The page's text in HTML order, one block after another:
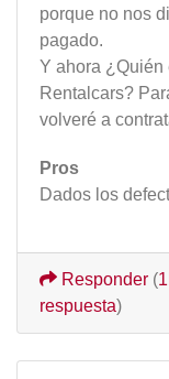
porque no nos
pagado.
Y ahora ¿Quién
Rentalcars?
volveré a
Pros
Dados los
Responder (1
respuesta)